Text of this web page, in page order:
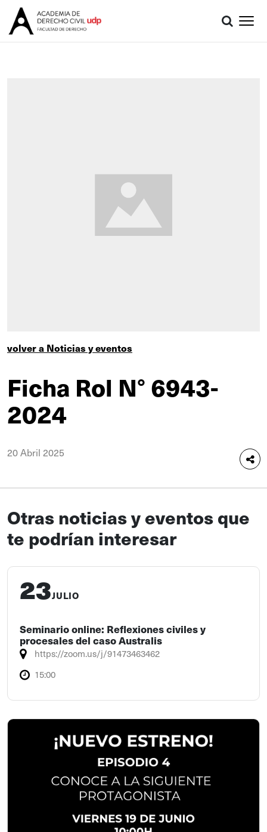
volver a Noticias y eventos
Ficha Rol N° 6943-
2024
20 Abril 2025
Otras noticias y eventos que
te podrían interesar
23JULIO
Seminario online: Reflexiones civiles y
procesales del caso Australis
https://zoom.us/j/91473463462
15:00